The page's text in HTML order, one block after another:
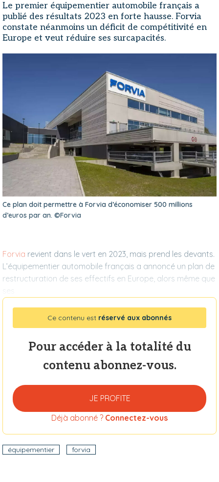
Le premier équipementier automobile français a
publié des résultats 2023 en forte hausse. Forvia
constate néanmoins un déficit de compétitivité en
Europe et veut réduire ses surcapacités.
Ce plan doit permettre à Forvia d’économiser 500 millions
d’euros par an. ©Forvia
Forvia revient dans le vert en 2023, mais prend les devants.
L’équipementier automobile français a annoncé un plan de
restructuration de ses effectifs en Europe, alors même que
Ce contenu est réservé aux abonnés
Pour accéder à la totalité du
contenu abonnez-vous.
JE PROFITE
Déjà abonné ? Connectez-vous
équipementier forvia